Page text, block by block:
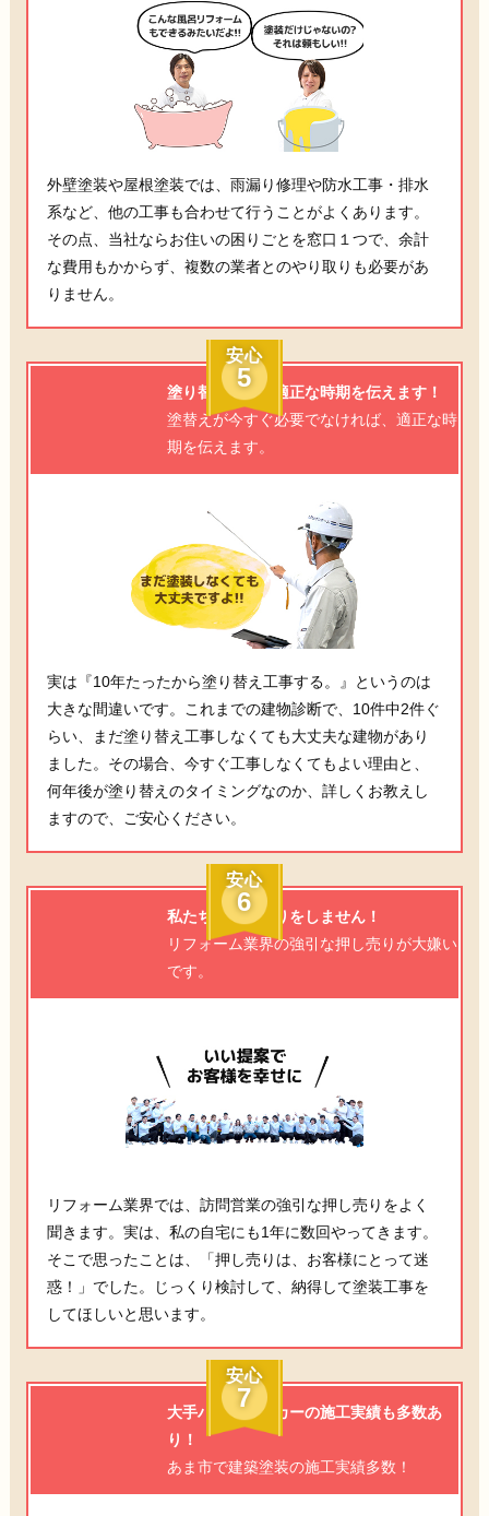
外壁塗装や屋根塗装では、雨漏り修理や防水工事・排水
系など、他の工事も合わせて行うことがよくあります。
その点、当社ならお住いの困りごとを窓口１つで、余計
な費用もかからず、複数の業者とのやり取りも必要があ
りません。
安心
5
塗り替え工事の適正な時期を伝えます！
塗替えが今すぐ必要でなければ、適正な時
期を伝えます。
実は『10年たったから塗り替え工事する。』というのは
大きな間違いです。これまでの建物診断で、10件中2件ぐ
らい、まだ塗り替え工事しなくても大丈夫な建物があり
ました。その場合、今すぐ工事しなくてもよい理由と、
何年後が塗り替えのタイミングなのか、詳しくお教えし
ますので、ご安心ください。
安心
6
私たちは押し売りをしません！
リフォーム業界の強引な押し売りが大嫌い
です。
リフォーム業界では、訪問営業の強引な押し売りをよく
聞きます。実は、私の自宅にも1年に数回やってきます。
そこで思ったことは、「押し売りは、お客様にとって迷
惑！」でした。じっくり検討して、納得して塗装工事を
してほしいと思います。
安心
7
大手ハウスメーカーの施工実績も多数あ
り！
あま市で建築塗装の施工実績多数！